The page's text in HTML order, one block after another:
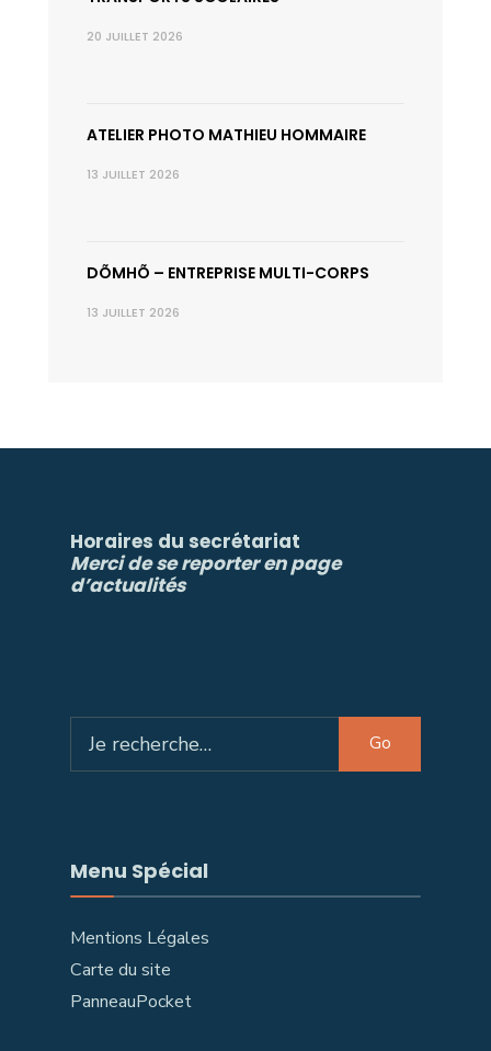
20 JUILLET 2026
ATELIER PHOTO MATHIEU HOMMAIRE
13 JUILLET 2026
DÕMHÕ – ENTREPRISE MULTI-CORPS
13 JUILLET 2026
Horaires du secrétariat
Merci de se reporter en page
d’actualités
for:
Go
Menu Spécial
Mentions Légales
Carte du site
PanneauPocket